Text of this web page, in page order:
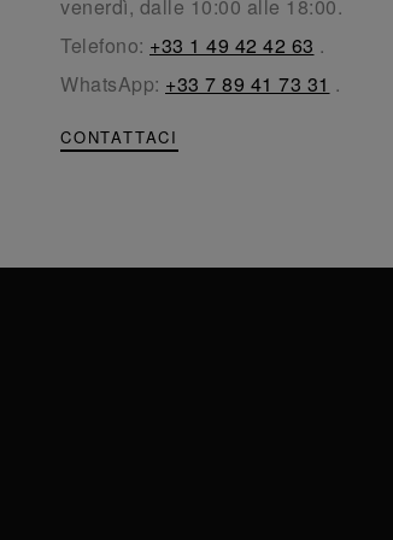
venerdì, dalle 10:00 alle 18:00.
Telefono: +33 1 49 42 42 63 .
WhatsApp: +33 7 89 41 73 31 .
CONTATTACI